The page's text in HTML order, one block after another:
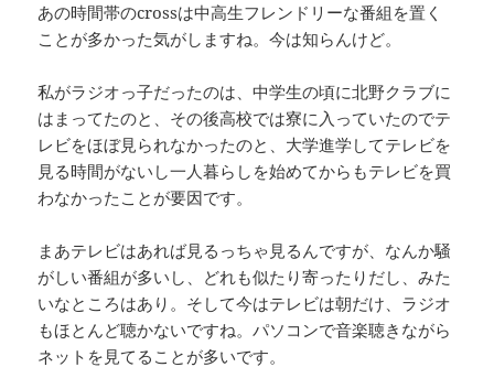
あの時間帯のcrossは中高生フレンドリーな番組を置く
ことが多かった気がしますね。今は知らんけど。
私がラジオっ子だったのは、中学生の頃に北野クラブに
はまってたのと、その後高校では寮に入っていたのでテ
レビをほぼ見られなかったのと、大学進学してテレビを
見る時間がないし一人暮らしを始めてからもテレビを買
わなかったことが要因です。
まあテレビはあれば見るっちゃ見るんですが、なんか騒
がしい番組が多いし、どれも似たり寄ったりだし、みた
いなところはあり。そして今はテレビは朝だけ、ラジオ
もほとんど聴かないですね。パソコンで音楽聴きながら
ネットを見てることが多いです。